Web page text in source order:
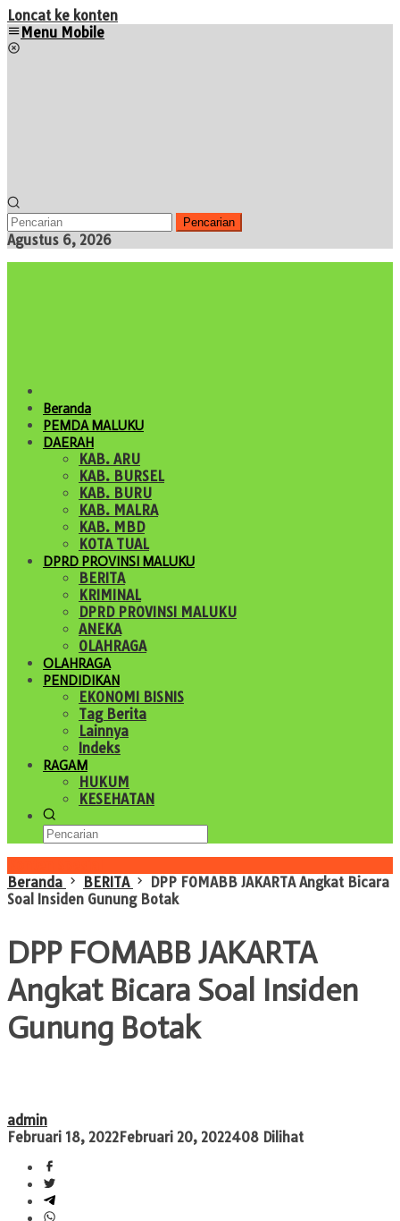
Loncat ke konten
Menu Mobile
Pencarian
Agustus 6, 2026
Beranda
PEMDA MALUKU
DAERAH
KAB. ARU
KAB. BURSEL
KAB. BURU
KAB. MALRA
KAB. MBD
KOTA TUAL
DPRD PROVINSI MALUKU
BERITA
KRIMINAL
DPRD PROVINSI MALUKU
ANEKA
OLAHRAGA
OLAHRAGA
PENDIDIKAN
EKONOMI BISNIS
Tag Berita
Lainnya
Indeks
RAGAM
HUKUM
KESEHATAN
Beranda
BERITA
DPP FOMABB JAKARTA Angkat Bicara
Soal Insiden Gunung Botak
DPP FOMABB JAKARTA
Angkat Bicara Soal Insiden
Gunung Botak
admin
Februari 18, 2022Februari 20, 2022408 Dilihat